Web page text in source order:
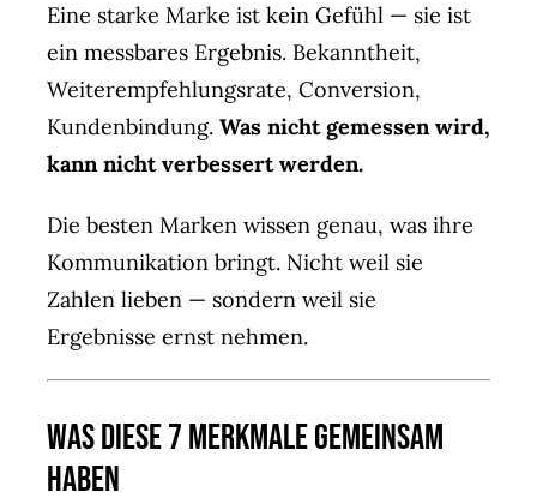
Eine starke Marke ist kein Gefühl — sie ist
ein messbares Ergebnis. Bekanntheit,
Weiterempfehlungsrate, Conversion,
Kundenbindung. Was nicht gemessen wird,
kann nicht verbessert werden.
Die besten Marken wissen genau, was ihre
Kommunikation bringt. Nicht weil sie
Zahlen lieben — sondern weil sie
Ergebnisse ernst nehmen.
Was diese 7 Merkmale gemeinsam
haben